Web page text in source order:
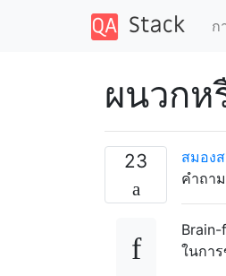
ก
ผนวกห
23 สมอง
คำถา
ในกา